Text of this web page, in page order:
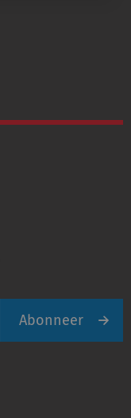
Abonneer